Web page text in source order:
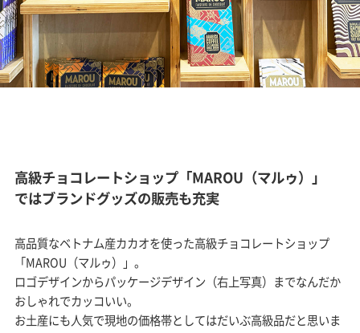
高級チョコレートショップ「MAROU（マルゥ）」
ではブランドグッズの販売も充実
高品質なベトナム産カカオを使った高級チョコレートショップ
「MAROU（マルゥ）」。
ロゴデザインからパッケージデザイン（右上写真）までなんだか
おしゃれでカッコいい。
お土産にも人気で現地の価格帯としてはだいぶ高級品だと思いま